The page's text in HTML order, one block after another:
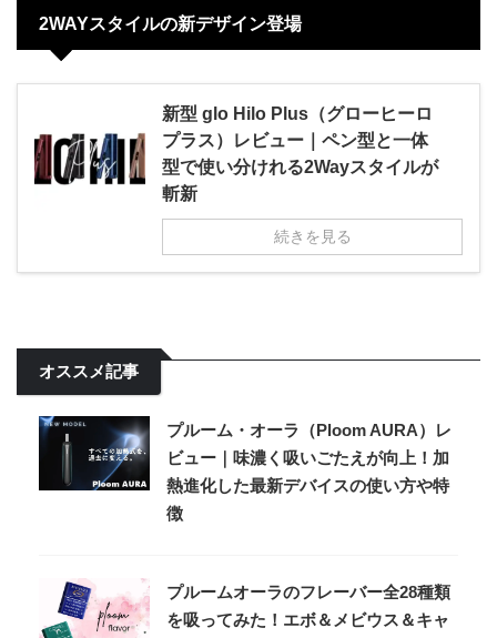
2WAYスタイルの新デザイン登場
新型 glo Hilo Plus（グローヒーロ
プラス）レビュー｜ペン型と一体
型で使い分けれる2Wayスタイルが
斬新
続きを見る
オススメ記事
プルーム・オーラ（Ploom AURA）レ
ビュー｜味濃く吸いごたえが向上！加
熱進化した最新デバイスの使い方や特
徴
プルームオーラのフレーバー全28種類
を吸ってみた！エボ＆メビウス＆キャ